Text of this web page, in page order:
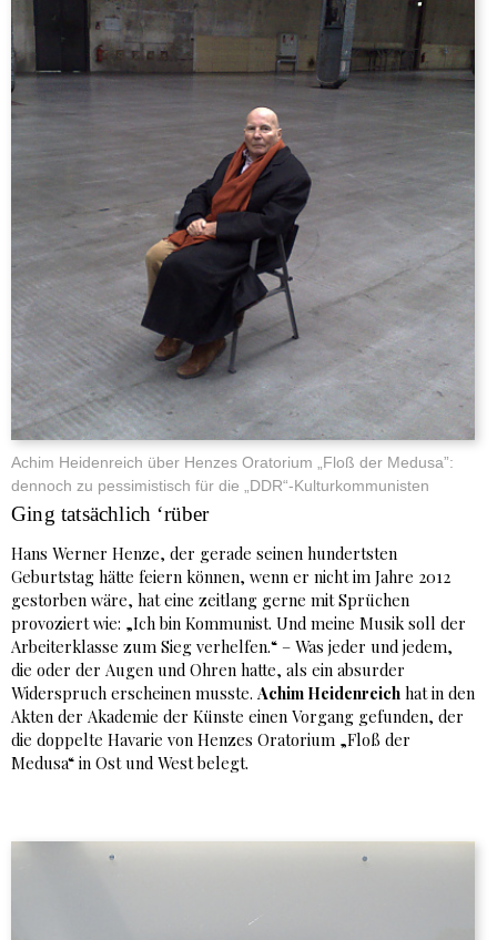
Achim Heidenreich über Henzes Oratorium „Floß der Medusa”:
dennoch zu pessimistisch für die „DDR“-Kulturkommunisten
Ging tatsächlich ‘rüber
Hans Werner Henze, der gerade seinen hundertsten
Geburtstag hätte feiern können, wenn er nicht im Jahre 2012
gestorben wäre, hat eine zeitlang gerne mit Sprüchen
provoziert wie: „Ich bin Kommunist. Und meine Musik soll der
Arbeiterklasse zum Sieg verhelfen.“ – Was jeder und jedem,
die oder der Augen und Ohren hatte, als ein absurder
Widerspruch erscheinen musste. Achim Heidenreich hat in den
Akten der Akademie der Künste einen Vorgang gefunden, der
die doppelte Havarie von Henzes Oratorium „Floß der
Medusa“ in Ost und West belegt.